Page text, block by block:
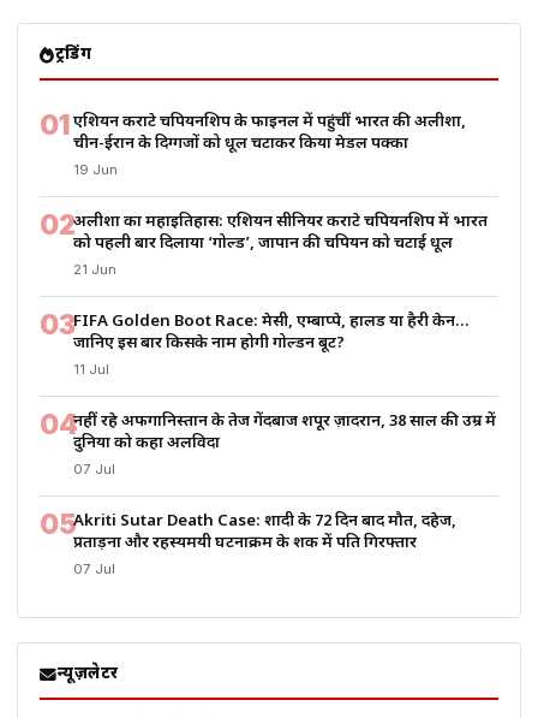
ट्रेंडिंग
01एशियन कराटे चैंपियनशिप के फाइनल में पहुंचीं भारत की अलीशा,
चीन-ईरान के दिग्गजों को धूल चटाकर किया मेडल पक्का
19 Jun
02अलीशा का महाइतिहास: एशियन सीनियर कराटे चैंपियनशिप में भारत
को पहली बार दिलाया ‘गोल्ड’, जापान की चैंपियन को चटाई धूल
21 Jun
03FIFA Golden Boot Race: मेसी, एम्बाप्पे, हालैंड या हैरी केन…
जानिए इस बार किसके नाम होगी गोल्डन बूट?
11 Jul
04नहीं रहे अफगानिस्तान के तेज गेंदबाज शपूर ज़ादरान, 38 साल की उम्र में
दुनिया को कहा अलविदा
07 Jul
05Akriti Sutar Death Case: शादी के 72 दिन बाद मौत, दहेज,
प्रताड़ना और रहस्यमयी घटनाक्रम के शक में पति गिरफ्तार
07 Jul
न्यूज़लेटर